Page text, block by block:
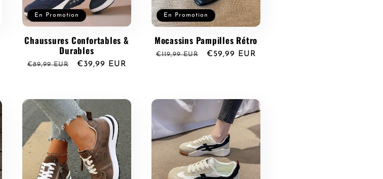
En Promotion
Chaussures Confortables &
Durables
Prix
€89,99 EUR
Prix
€39,99 EUR
En Promotion
Mocassins Pampilles Rétro
Prix
€119,99 EUR
Prix
€59,99 EUR